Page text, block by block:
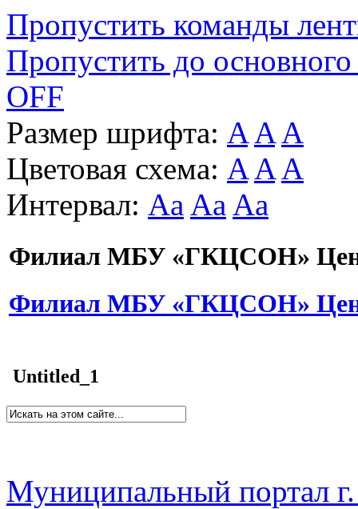
Пропустить команды
Пропустить до основного
OFF
Размер шрифта: A A A
Цветовая схема: A A A
Интервал: Aa Aa Aa
Филиал МБУ «ГКЦСОН»
Филиал МБУ «ГКЦСОН»
Untitled_1
Муниципальный портал